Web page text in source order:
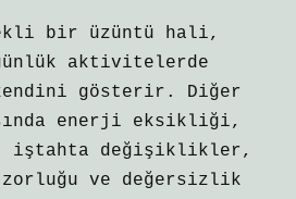
bir üzüntü hali,
aktivitelerde
gösterir. Diğer
enerji eksikliği,
iştahta değişiklikler,
zorluğu ve değersizlik